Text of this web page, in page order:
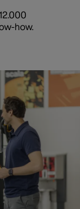
how.